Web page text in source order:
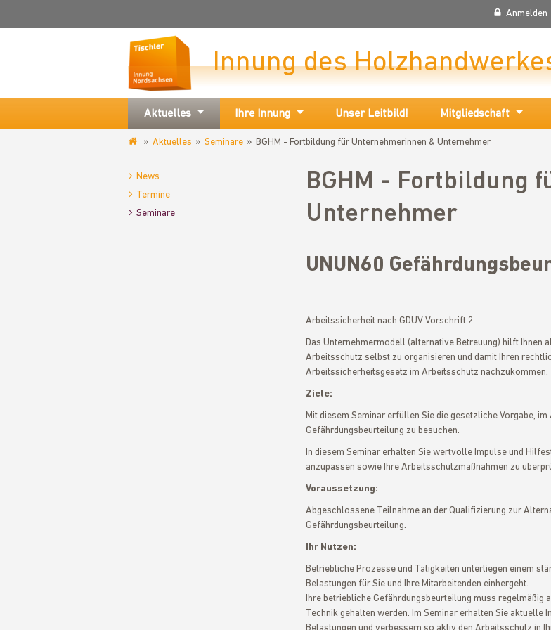
Innung des
Anmelden
Aktuelles Ihre Innung Unser Leitbild! Mitgliedschaft
nordsachsen.de
Aktuelles Seminare BGHM - Fortbildung für Unternehmerinnen & Unternehmer
News
Termine
Seminare
BGHM - Fortbildung
Unternehmer
UNUN60
Arbeitssicherheit nach GDUV Vorschrift 2
Das Unternehmermodell (alternative Betreuung) hilft Ihnen
Arbeitsschutz selbst zu organisieren und damit Ihren
Arbeitssicherheitsgesetz im Arbeitsschutz nachzukommen.
Ziele:
Mit diesem Seminar erfüllen Sie die gesetzliche Vorgabe,
Gefährdungsbeurteilung zu besuchen.
In diesem Seminar erhalten Sie wertvolle Impulse und
anzupassen sowie Ihre Arbeitsschutzmaßnahmen zu
Voraussetzung:
Abgeschlossene Teilnahme an der Qualifizierung zur
Gefährdungsbeurteilung.
Ihr Nutzen:
Betriebliche Prozesse und Tätigkeiten unterliegen einem
Belastungen für Sie und Ihre Mitarbeitenden einhergeht.
Ihre betriebliche Gefährdungsbeurteilung muss regelmäßig
Technik gehalten werden. Im Seminar erhalten Sie